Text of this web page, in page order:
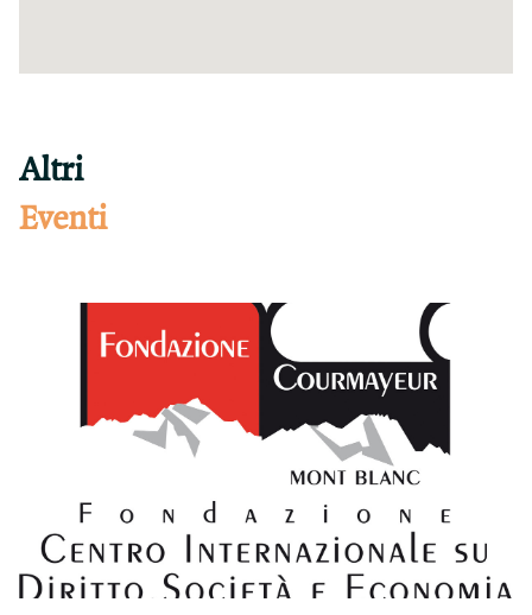
Altri
Eventi